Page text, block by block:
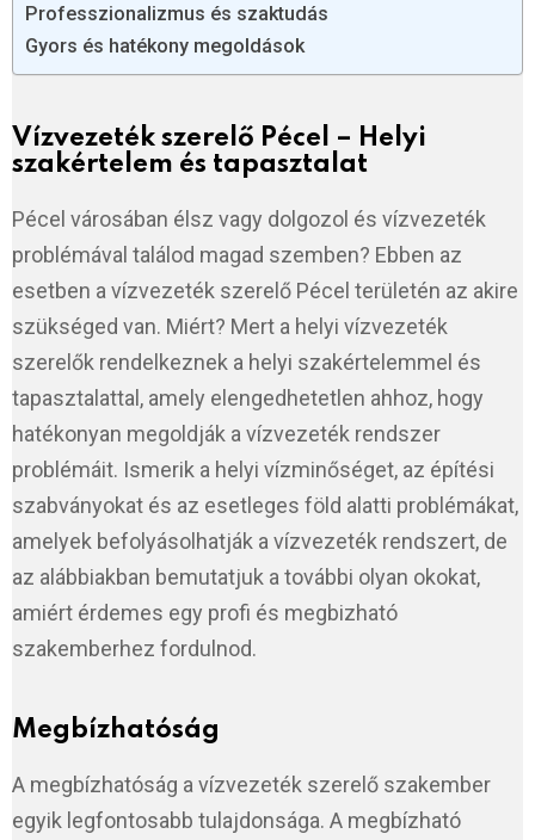
Professzionalizmus és szaktudás
Gyors és hatékony megoldások
Vízvezeték szerelő Pécel – Helyi
szakértelem és tapasztalat
Pécel városában élsz vagy dolgozol és vízvezeték
problémával találod magad szemben? Ebben az
esetben a vízvezeték szerelő Pécel területén az akire
szükséged van. Miért? Mert a helyi vízvezeték
szerelők rendelkeznek a helyi szakértelemmel és
tapasztalattal, amely elengedhetetlen ahhoz, hogy
hatékonyan megoldják a vízvezeték rendszer
problémáit. Ismerik a helyi vízminőséget, az építési
szabványokat és az esetleges föld alatti problémákat,
amelyek befolyásolhatják a vízvezeték rendszert, de
az alábbiakban bemutatjuk a további olyan okokat,
amiért érdemes egy profi és megbizható
szakemberhez fordulnod.
Megbízhatóság
A megbízhatóság a vízvezeték szerelő szakember
egyik legfontosabb tulajdonsága. A megbízható